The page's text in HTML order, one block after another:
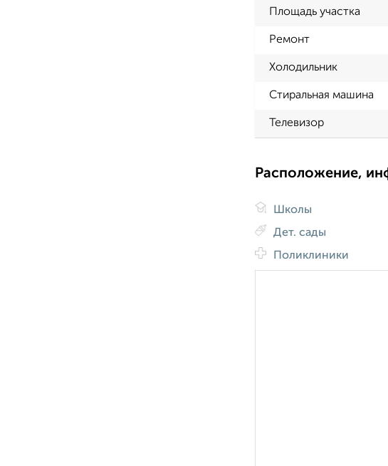
Площадь участка
Ремонт
Холодильник
Стиральная машина
Телевизор
Расположение,
Школы
Дет. сады
Поликлиники